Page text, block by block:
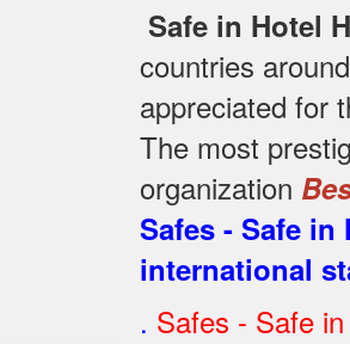
Safe in Hotel
countries
appreciated for
The most
organization
Safes - Safe in
international
. Safes - Safe